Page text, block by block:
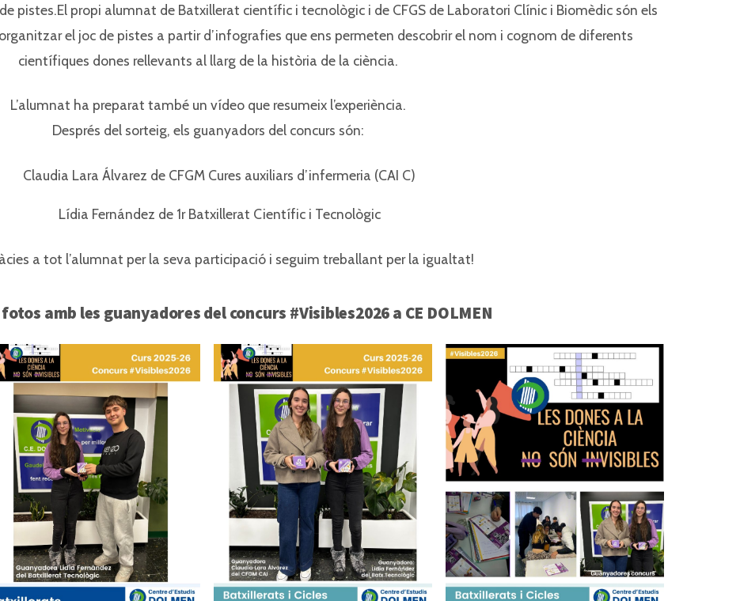
pistes.El propi alumnat de Batxillerat científic i tecnològic i de CFGS de Laboratori Clínic i Biomèdic són els
el joc de pistes a partir d’infografies que ens permeten descobrir el nom i cognom de diferents
científiques dones rellevants al llarg de la història de la ciència.
L’alumnat ha preparat també un vídeo que resumeix l’experiència.
Després del sorteig, els guanyadors del concurs són:
Claudia Lara Álvarez de CFGM Cures auxiliars d’infermeria (CAI C)
Lídia Fernández de 1r Batxillerat Científic i Tecnològic
a tot l’alumnat per la seva participació i seguim treballant per la igualtat!
amb les guanyadores del concurs #Visibles2026 a CE DOLMEN